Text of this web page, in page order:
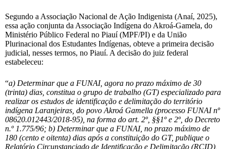
Segundo a Associação Nacional de Ação Indigenista (Anaí, 2025),
essa ação conjunta da Associação Indígena do Akroá-Gamela, do
Ministério Público Federal no Piauí (MPF/PI) e da União
Plurinacional dos Estudantes Indígenas, obteve a primeira decisão
judicial, nesses termos, no Piauí. A decisão do juiz federal
estabeleceu:
“a) Determinar que a FUNAI, agora no prazo máximo de 30
(trinta) dias, constitua o grupo de trabalho (GT) especializado para
realizar os estudos de identificação e delimitação do território
indígena Laranjeiras, do povo Akroá Gamella (processo FUNAI nº
08620.012443/2018-95), na forma do art. 2º, §§1º e 2º, do Decreto
n.º 1.775/96; b) Determinar que a FUNAI, no prazo máximo de
180 (cento e oitenta) dias após a constituição do GT, publique o
Relatório Circunstanciado de Identificação e Delimitação (RCID),